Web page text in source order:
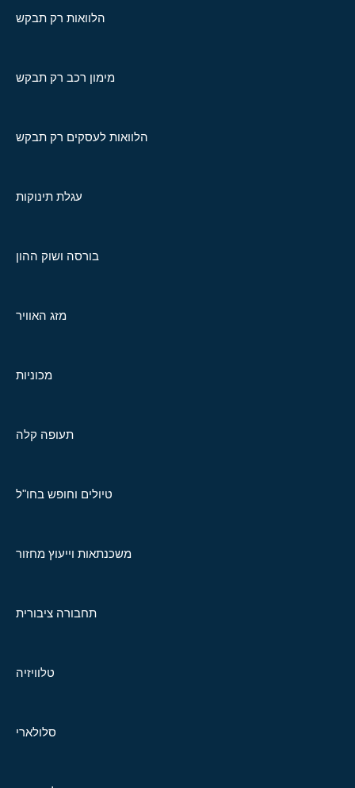
הלוואות רק תבקש
מימון רכב רק תבקש
הלוואות לעסקים רק תבקש
עגלת תינוקות
בורסה ושוק ההון
מזג האוויר
מכוניות
תעופה קלה
טיולים וחופש בחו"ל
משכנתאות וייעוץ מחזור
תחבורה ציבורית
טלוויזיה
סלולארי